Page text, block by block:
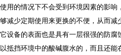
使用的情况下不会受到环境因素的影
够减少定期使用来更换的不便，从而减
它设备的表面也是具有一层很强的防
以抵挡环境中的酸碱腹水的，而且还